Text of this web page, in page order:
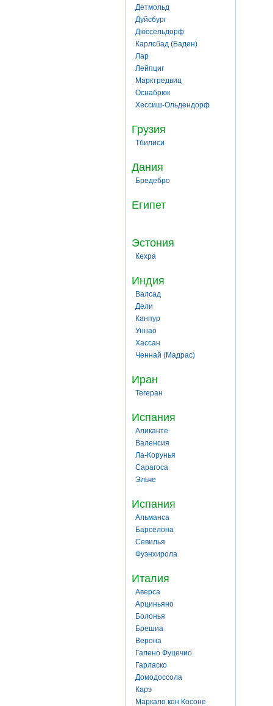
Детмольд
Дуйсбург
Дюссельдорф
Карлсбад (Баден)
Лар
Лейпциг
Марктредвиц
Оснабрюк
Хессиш-Ольдендорф
Грузия
Тбилиси
Дания
Бредебро
Египет
Эстония
Кехра
Индия
Валсад
Дели
Канпур
Уннао
Хассан
Ченнай (Мадрас)
Иран
Тегеран
Испания
Аликанте
Валенсия
Ла-Корунья
Сарагоса
Эльче
Испания
Альманса
Барселона
Севилья
Фуэнхирола
Италия
Аверса
Арциньяно
Болонья
Брешиа
Верона
Галено Фуцечио
Гарласко
Домодоссола
Карэ
Маркало кон Косоне